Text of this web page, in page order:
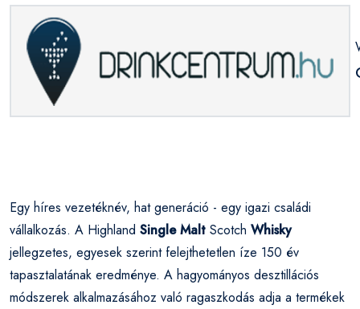
Egy híres vezetéknév, hat generáció - egy igazi családi
vállalkozás. A Highland Single Malt Scotch Whisky
jellegzetes, egyesek szerint felejthetetlen íze 150 év
tapasztalatának eredménye. A hagyományos desztillációs
módszerek alkalmazásához való ragaszkodás adja a termékek